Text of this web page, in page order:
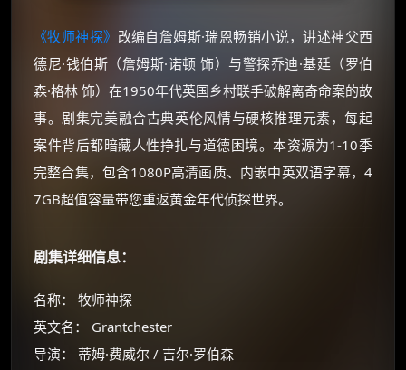
《牧师神探》 改编自詹姆斯·瑞恩畅销小说，讲述神父西
德尼·钱伯斯（詹姆斯·诺顿 饰）与警探乔迪·基廷（罗伯
森·格林 饰）在1950年代英国乡村联手破解离奇命案的故
事。剧集完美融合古典英伦风情与硬核推理元素，每起
案件背后都暗藏人性挣扎与道德困境。本资源为1-10季
完整合集，包含1080P高清画质、内嵌中英双语字幕，4
7GB超值容量带您重返黄金年代侦探世界。
剧集详细信息：
名称： 牧师神探
英文名： Grantchester
导演： 蒂姆·费威尔 / 吉尔·罗伯森